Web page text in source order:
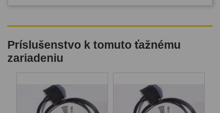
Príslušenstvo k tomuto ťažnému
zariadeniu